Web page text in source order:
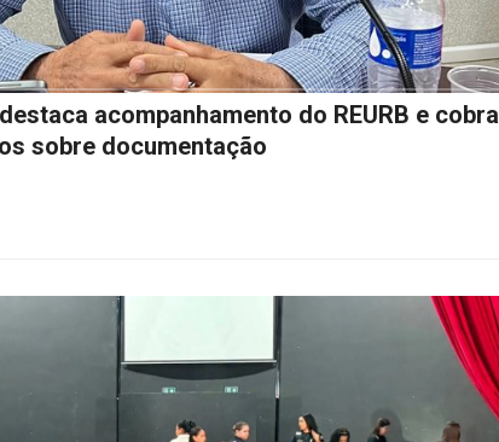
acompanhamento do REURB e cobra
sobre documentação